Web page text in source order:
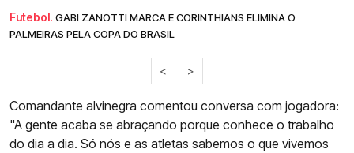
Futebol. GABI ZANOTTI MARCA E CORINTHIANS ELIMINA O
PALMEIRAS PELA COPA DO BRASIL
< >
Comandante alvinegra comentou conversa com jogadora:
"A gente acaba se abraçando porque conhece o trabalho
do dia a dia. Só nós e as atletas sabemos o que vivemos